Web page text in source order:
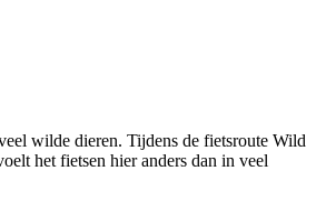
wilde dieren. Tijdens de fietsroute Wild
het fietsen hier anders dan in veel